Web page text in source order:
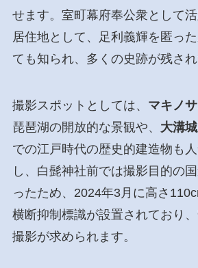
せます。室町幕府奉公衆として
居住地として、足利義輝を匿っ
ても知られ、多くの史跡が残され
撮影スポットとしては、 マキノ
琵琶湖の開放的な景観や、 大溝
での江戸時代の歴史的建造物も
し、白髭神社前では撮影目的の
ったため、2024年3月に高さ
横断抑制標識が設置されており
撮影が求められます。